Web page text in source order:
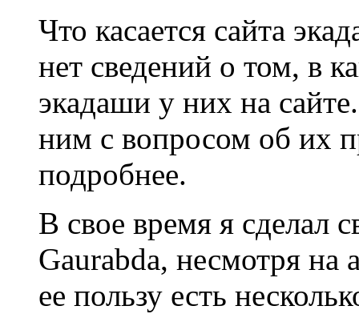
Что касается сайта
нет сведений о том, в
экадаши у них на
ним с вопросом об их
подробнее.
В свое время я сделал
Gaurabda, несмотря на
ее пользу есть